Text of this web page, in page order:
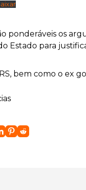
ponderáveis os
Estado para
bem como o ex